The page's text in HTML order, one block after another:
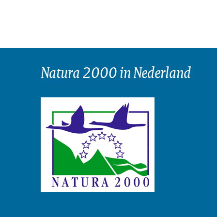
Natura 2000 in Nederland